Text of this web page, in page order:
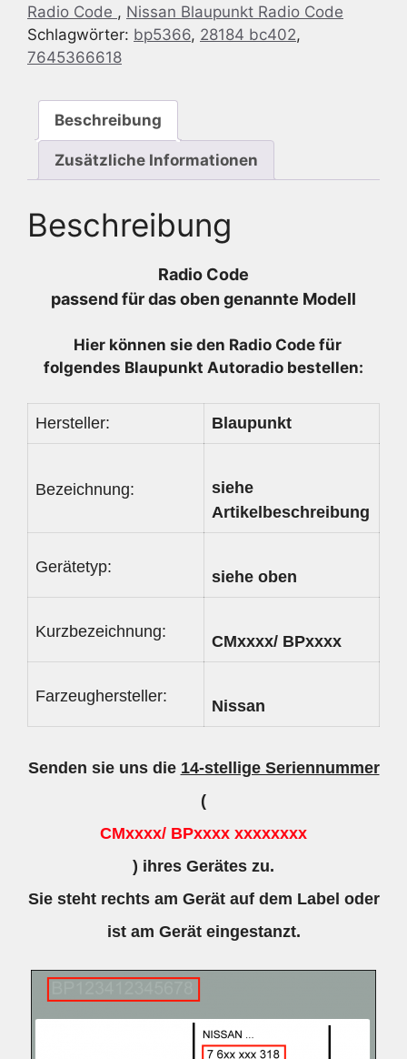
-
7
645
618
7645366618
Radio Code , Nissan Blaupunkt Radio Code
Schlagwörter: bp5366, 28184 bc402,
7645366618
Beschreibung
Zusätzliche Informationen
Beschreibung
Radio Code
passend für das oben genannte Modell
Hier können sie den Radio Code für
folgendes Blaupunkt Autoradio bestellen:
Hersteller: Blaupunkt
Bezeichnung:
siehe
Artikelbeschreibung
Gerätetyp:
siehe oben
Kurzbezeichnung:
CMxxxx/ BPxxxx
Farzeughersteller:
Nissan
Senden sie uns die 14-stellige Seriennummer
(
CMxxxx/ BPxxxx xxxxxxxx
) ihres Gerätes zu.
Sie steht rechts am Gerät auf dem Label oder
ist am Gerät eingestanzt.